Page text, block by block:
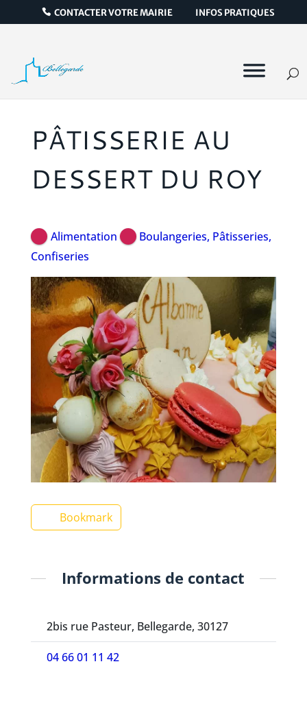
CONTACTER VOTRE MAIRIE INFOS PRATIQUES
PÂTISSERIE AU
DESSERT DU ROY
Alimentation
Boulangeries, Pâtisseries,
Confiseries
Bookmark
Informations de contact
2bis rue Pasteur, Bellegarde, 30127
04 66 01 11 42